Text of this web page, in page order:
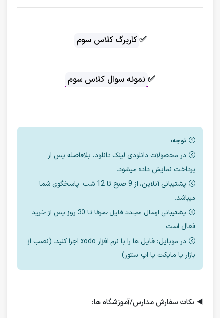
✅ کاربرگ کلاس سوم
✅نمونه سوال کلاس سوم
توجه:
در محصولات دانلودی لینک دانلود، بلافاصله پس از
پرداخت نمایش داده میشود.
پشتیبانی آنلاین، از 9 صبح تا 12 شب، پاسخگوی شما
میباشد.
پشتیبانی ارسال مجدد فایل صرفا تا 30 روز پس از خرید
فعال است.
در موبایل: فایل ها را با نرم افزار xodo اجرا کنید. (نصب از
بازار یا مایکت یا اپ استور)
◀️ نکات سفارش مدارس/آموزشگاه ها: